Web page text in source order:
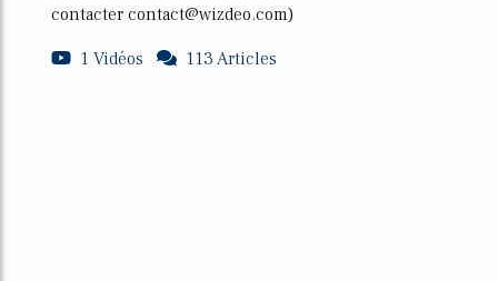
contacter contact@wizdeo.com)
1 Vidéos
113 Articles